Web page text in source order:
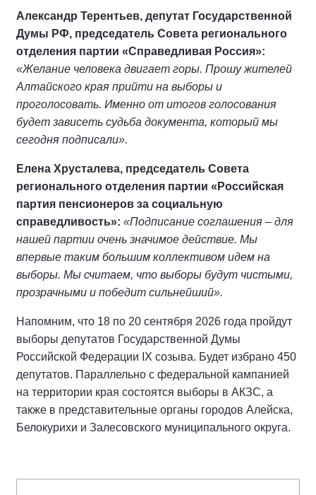
Александр Терентьев, депутат Государственной
Думы РФ, председатель Совета регионального
отделения партии «Справедливая Россия»:
«Желание человека двигает горы. Прошу жителей
Алтайского края прийти на выборы и
проголосовать. Именно от итогов голосования
будет зависеть судьба документа, который мы
сегодня подписали».
Елена Хрусталева, председатель Совета
регионального отделения партии «Российская
партия пенсионеров за социальную
справедливость»: «Подписание соглашения – для
нашей партии очень значимое действие. Мы
впервые таким большим коллективом идем на
выборы. Мы считаем, что выборы будут чистыми,
прозрачными и победит сильнейший».
Напомним, что 18 по 20 сентября 2026 года пройдут
выборы депутатов Государственной Думы
Российской Федерации IX созыва. Будет избрано 450
депутатов. Параллельно с федеральной кампанией
на территории края состоятся выборы в АКЗС, а
также в представительные органы городов Алейска,
Белокурихи и Залесовского муниципального округа.